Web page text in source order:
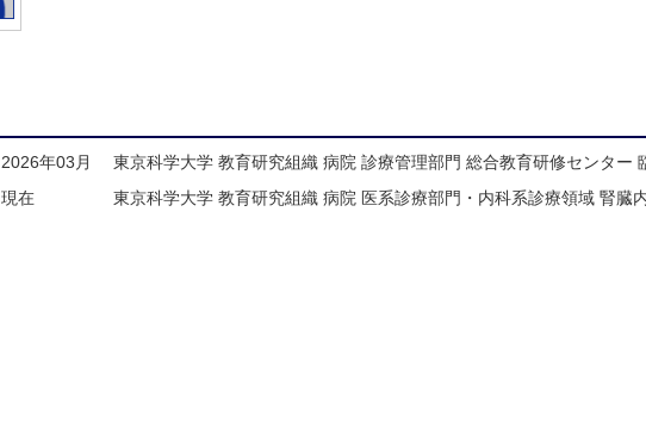
2026年03月
東京科学大学 教育研究組織 病院 診療管理部門 総合教育研修センター
現在 東京科学大学 教育研究組織 病院 医系診療部門・内科系診療領域 腎臓